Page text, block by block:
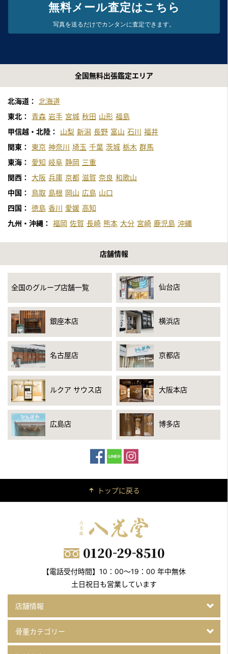
無料メール査定はこちら
写真を送るだけでカンタンに査定できます。
全国無料出張鑑定エリア
北海道： 北海道
東北： 青森 岩手 宮城 秋田 山形 福島
甲信越・北陸：
山梨 新潟 長野 富山 石川 福井
関東：
東京 神奈川 埼玉 千葉 茨城 栃木 群馬
東海：
愛知 岐阜 静岡 三重
関西： 大阪 兵庫 京都 滋賀 奈良 和歌山
中国：
鳥取 島根 岡山 広島 山口
四国： 徳島 香川 愛媛 高知
九州・沖縄： 福岡 佐賀 長崎 熊本 大分 宮崎 鹿児島 沖縄
店舗情報
全国のグループ店舗一覧 仙台店
銀座本店 横浜店
名古屋店 京都店
ルクア サウス店 大阪本店
広島店 博多店
トップに戻る
【電話受付時間】10：00～19：00 年中無休
土日祝日も営業しています
店舗情報
骨董カテゴリー